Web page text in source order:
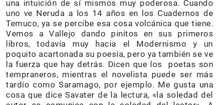
una intuición de sí mismos muy poderosa. Cuando
uno ve Neruda a los 14 años en los Cuadernos de
Temuco, ya se percibe esa cosa volcánica que tiene.
Vemos a Vallejo dando pinitos en sus primeros
libros, todavía muy hacia el Modernismo y un
poquito acartonada su poesía, pero ya también se ve
la fuerza que hay detrás. Dicen que los poetas son
tempraneros, mientras el novelista puede ser más
tardío como Saramago, por ejemplo. Me gusta una
cosa que dice Savater de la lectura, «la soledad del